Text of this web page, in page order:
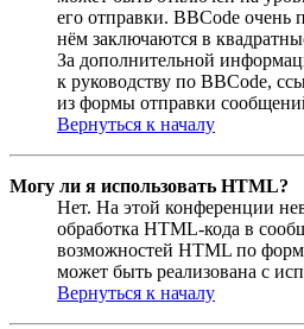
его отправки. BBCode
нём заключаются в
За дополнительной
к руководству по BBCode,
из формы отправки
Вернуться к началу
Могу ли я использовать HTML?
Нет. На этой конференции
обработка HTML-кода в
возможностей HTML по
может быть реализована с
Вернуться к началу